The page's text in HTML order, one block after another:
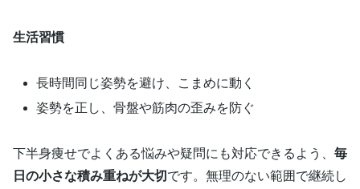
生活習慣
長時間同じ姿勢を避け、こまめに動く
姿勢を正し、骨盤や筋肉の歪みを防ぐ
下半身痩せでよくある悩みや疑問にも対応できるよう、 毎
日の小さな積み重ねが大切 です。無理のない範囲で継続し